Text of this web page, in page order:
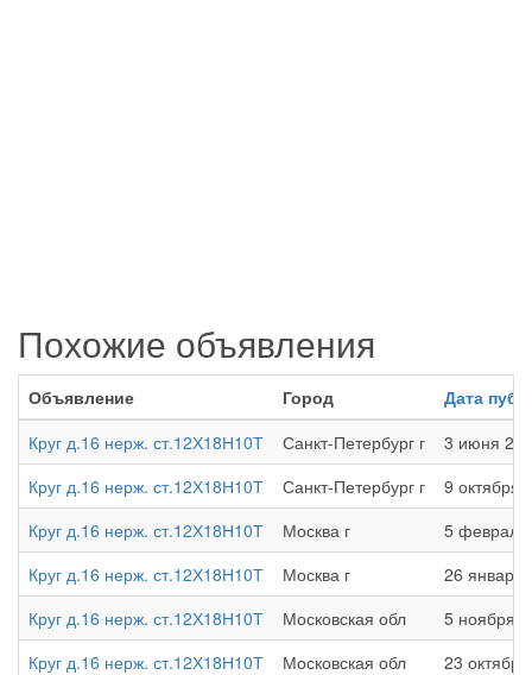
Похожие объявления
Объявление Город
Дата
Круг д.16 нерж. ст.12Х18Н10Т
Санкт-Петербург г
3 июня
Круг д.16 нерж. ст.12Х18Н10Т
Санкт-Петербург г
9 октября
Круг д.16 нерж. ст.12Х18Н10Т
Москва г
5 февраля
Круг д.16 нерж. ст.12Х18Н10Т
Москва г
26 января
Круг д.16 нерж. ст.12Х18Н10Т
Московская обл
5 ноября
Круг д.16 нерж. ст.12Х18Н10Т
Московская обл 23